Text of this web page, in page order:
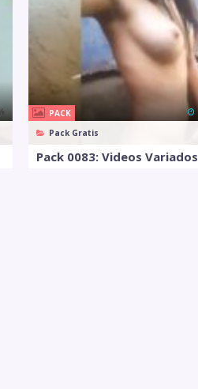
PACK
Pack Gratis
Pack 0083: Videos Variados